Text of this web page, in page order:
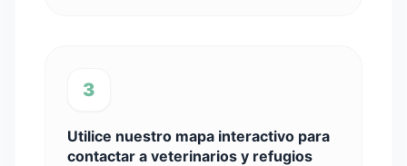
3
Utilice nuestro mapa interactivo para
contactar a veterinarios y refugios